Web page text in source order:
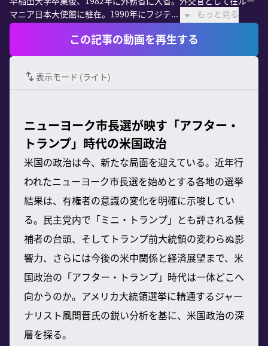
マニア日本大使館に駐在。1990年にフジテ...
もっと見る
この記事の動画を再生する
表示モード (ライト)
ニューヨーク市長選が映す「アフター・
トランプ」時代の米国政治
米国の政治は今、新たな局面を迎えている。近年行
われたニューヨーク市長選を始めとする各地の選挙
結果は、有権者の意識の変化を明確に示唆してい
る。民主党内で「ミニ・トランプ」とも評される候
補者の台頭、そしてトランプ前大統領の変わらぬ影
響力、さらには今後の米中関係と経済展望まで、米
国政治の「アフター・トランプ」時代は一体どこへ
向かうのか。アメリカ大統領選挙に精通するジャー
ナリスト風間晋氏の鋭い分析を基に、米国政治の深
層を探る。